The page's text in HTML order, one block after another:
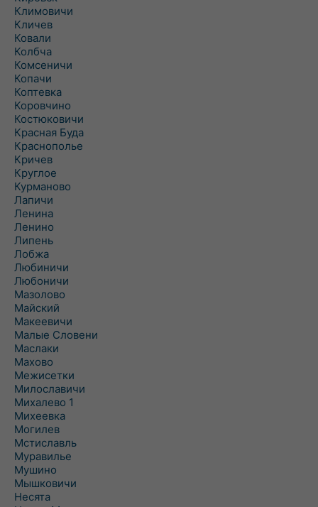
Климовичи
Кличев
Ковали
Колбча
Комсеничи
Копачи
Коптевка
Коровчино
Костюковичи
Красная Буда
Краснополье
Кричев
Круглое
Курманово
Лапичи
Ленина
Ленино
Липень
Лобжа
Любиничи
Любоничи
Мазолово
Майский
Макеевичи
Малые Словени
Маслаки
Махово
Межисетки
Милославичи
Михалево 1
Михеевка
Могилев
Мстиславль
Муравилье
Мушино
Мышковичи
Несята